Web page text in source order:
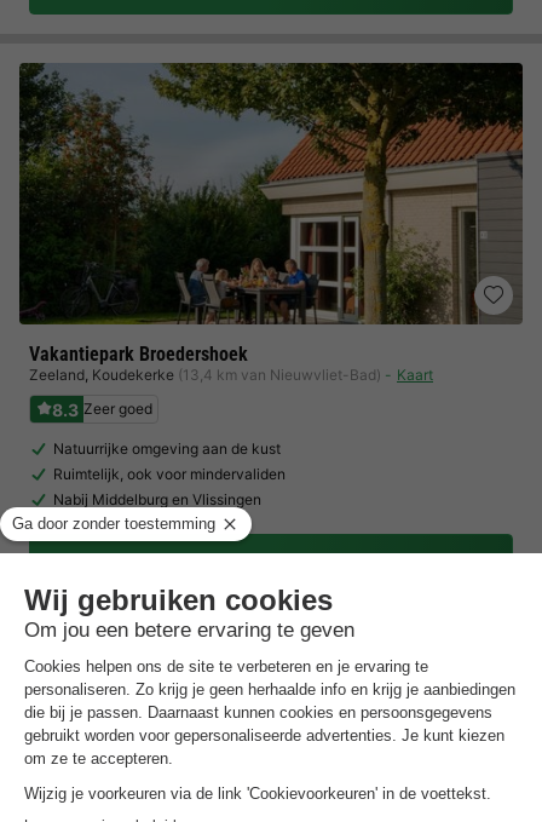
Vakantiepark Broedershoek
Zeeland, Koudekerke (13,4 km van Nieuwvliet-Bad) Kaart
8.3 Zeer goed
Natuurrijke omgeving aan de kust
Ruimtelijk, ook voor mindervaliden
Nabij Middelburg en Vlissingen